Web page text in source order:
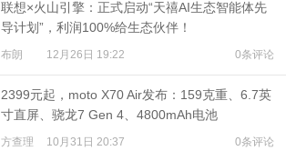
联想×火山引擎：正式启动“天禧AI生态智能体先
导计划”，利润100%给生态伙伴！
布朗 12月26日 19:22 0条评论
2399元起，moto X70 Air发布：159克重、6.7英
寸直屏、骁龙7 Gen 4、4800mAh电池
方查理 10月31日 20:37 0条评论